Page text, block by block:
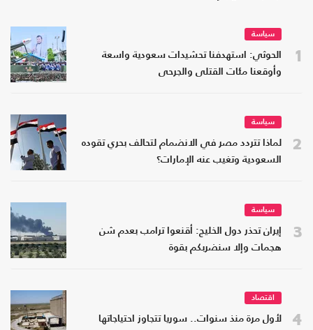
1
سياسة
الحوثي: استهدفنا تحشيدات سعودية واسعة
وأوقعنا مئات القتلى والجرحى
2
سياسة
لماذا تتردد مصر في الانضمام لتحالف بحري تقوده
السعودية وتغيب عنه الإمارات؟
3
سياسة
إيران تحذر دول الخليج: أقنعوا ترامب بعدم شن
هجمات وإلا سنضربكم بقوة
4
اقتصاد
لأول مرة منذ سنوات.. سوريا تتجاوز احتياجاتها